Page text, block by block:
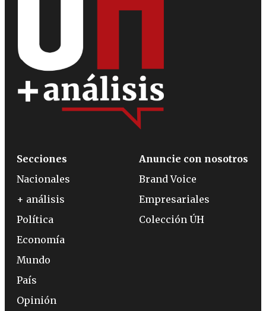
Secciones
Nacionales
+ análisis
Política
Economía
Mundo
País
Opinión
Anuncie con nosotros
Brand Voice
Empresariales
Colección ÚH